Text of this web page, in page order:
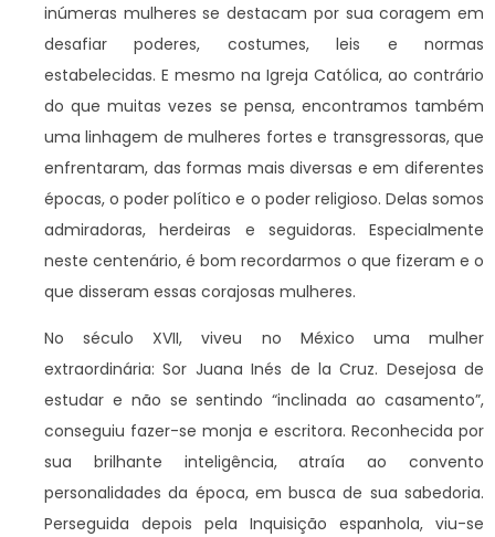
inúmeras mulheres se destacam por sua coragem em
desafiar poderes, costumes, leis e normas
estabelecidas. E mesmo na Igreja Católica, ao contrário
do que muitas vezes se pensa, encontramos também
uma linhagem de mulheres fortes e transgressoras, que
enfrentaram, das formas mais diversas e em diferentes
épocas, o poder político e o poder religioso. Delas somos
admiradoras, herdeiras e seguidoras. Especialmente
neste centenário, é bom recordarmos o que fizeram e o
que disseram essas corajosas mulheres.
No século XVII, viveu no México uma mulher
extraordinária: Sor Juana Inés de la Cruz. Desejosa de
estudar e não se sentindo “inclinada ao casamento”,
conseguiu fazer-se monja e escritora. Reconhecida por
sua brilhante inteligência, atraía ao convento
personalidades da época, em busca de sua sabedoria.
Perseguida depois pela Inquisição espanhola, viu-se